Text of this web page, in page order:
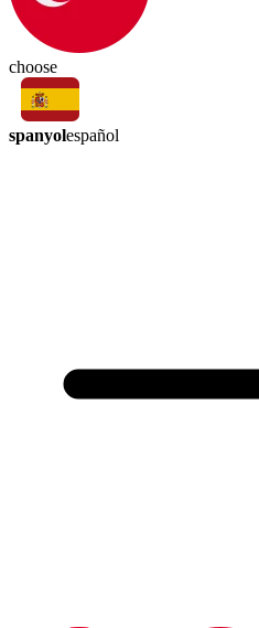
choose
spanyolespañol